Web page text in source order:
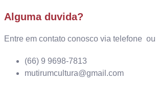
Alguma duvida?
Entre em contato conosco via telefone ou
(66) 9 9698-7813
mutirumcultura@gmail.com